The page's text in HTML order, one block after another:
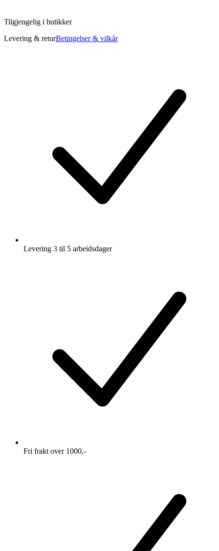
Tilgjengelig i butikker
Levering & returBetingelser & vilkår
Levering 3 til 5 arbeidsdager
Fri frakt over 1000,-